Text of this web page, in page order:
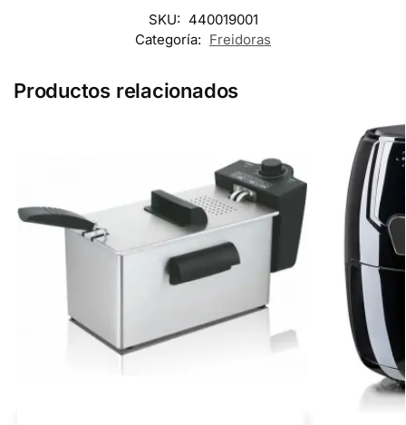
SKU: 440019001
Categoría: Freidoras
Productos relacionados